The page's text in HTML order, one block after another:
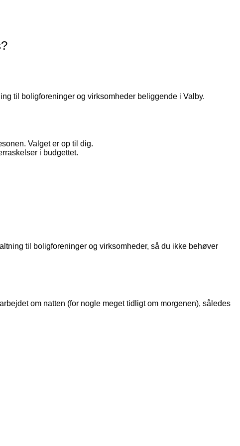
til boligforeninger og virksomheder beliggende i Valby.
Valget er op til dig.
i budgettet.
til boligforeninger og virksomheder, så du ikke behøver
om natten (for nogle meget tidligt om morgenen), således